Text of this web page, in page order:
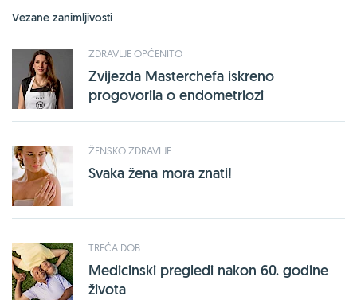
Vezane zanimljivosti
ZDRAVLJE OPĆENITO
Zvijezda Masterchefa iskreno
progovorila o endometriozi
ŽENSKO ZDRAVLJE
Svaka žena mora znati!
TREĆA DOB
Medicinski pregledi nakon 60. godine
života